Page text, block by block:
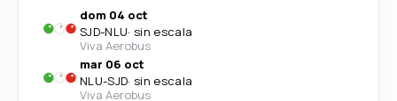
dom 04 oct
SJD-NLU· sin escala
Viva Aerobus
mar 06 oct
NLU-SJD· sin escala
Viva Aerobus